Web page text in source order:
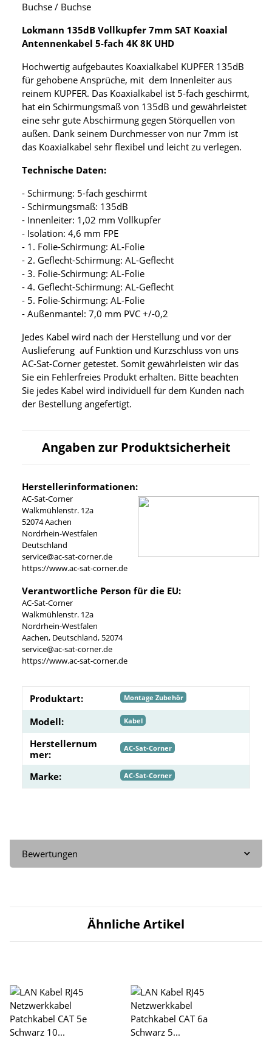
Buchse / Buchse
Lokmann 135dB Vollkupfer 7mm SAT Koaxial
Antennenkabel 5-fach 4K 8K UHD
Hochwertig aufgebautes Koaxialkabel KUPFER 135dB
für gehobene Ansprüche, mit dem Innenleiter aus
reinem KUPFER. Das Koaxialkabel ist 5-fach geschirmt,
hat ein Schirmungsmaß von 135dB und gewährleistet
eine sehr gute Abschirmung gegen Störquellen von
außen. Dank seinem Durchmesser von nur 7mm ist
das Koaxialkabel sehr flexibel und leicht zu verlegen.
Technische Daten:
- Schirmung: 5-fach geschirmt
- Schirmungsmaß: 135dB
- Innenleiter: 1,02 mm Vollkupfer
- Isolation: 4,6 mm FPE
- 1. Folie-Schirmung: AL-Folie
- 2. Geflecht-Schirmung: AL-Geflecht
- 3. Folie-Schirmung: AL-Folie
- 4. Geflecht-Schirmung: AL-Geflecht
- 5. Folie-Schirmung: AL-Folie
- Außenmantel: 7,0 mm PVC +/-0,2
Jedes Kabel wird nach der Herstellung und vor der
Auslieferung auf Funktion und Kurzschluss von uns
AC-Sat-Corner getestet. Somit gewährleisten wir das
Sie ein Fehlerfreies Produkt erhalten. Bitte beachten
Sie jedes Kabel wird individuell für dem Kunden nach
der Bestellung angefertigt.
Angaben zur Produktsicherheit
Herstellerinformationen:
AC-Sat-Corner
Walkmühlenstr. 12a
52074 Aachen
Nordrhein-Westfalen
Deutschland
service@ac-sat-corner.de
https://www.ac-sat-corner.de
Verantwortliche Person für die EU:
AC-Sat-Corner
Walkmühlenstr. 12a
Nordrhein-Westfalen
Aachen, Deutschland, 52074
service@ac-sat-corner.de
https://www.ac-sat-corner.de
Produktart: Montage Zubehör
Modell: Kabel
Herstellernum
mer:
AC-Sat-Corner
Marke: AC-Sat-Corner
Bewertungen
Ähnliche Artikel